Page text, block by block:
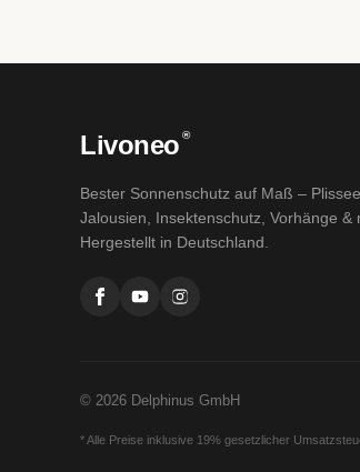
Livoneo ®
Bester Sonnenschutz auf Maß –
Jalousien, Insektenschutz, Vorhänge &
Hergestellt in Deutschland.
© 2026 Delphinus GmbH
* Alle Preise inklusive 19% gesetzlicher